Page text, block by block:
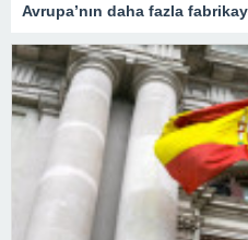
Avrupa’nın daha fazla